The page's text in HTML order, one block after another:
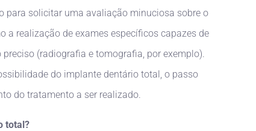
para solicitar uma avaliação minuciosa sobre o
a realização de exames específicos capazes de
(radiografia e tomografia, por exemplo).
do implante dentário total, o passo
do tratamento a ser realizado.
total?